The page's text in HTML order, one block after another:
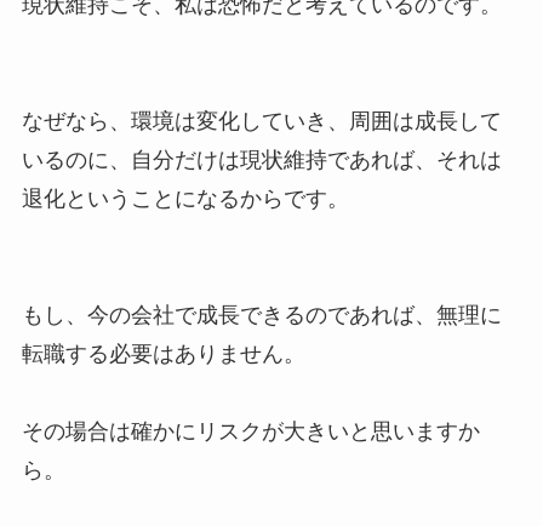
現状維持こそ、私は恐怖だと考えているのです。
なぜなら、環境は変化していき、周囲は成長して
いるのに、自分だけは現状維持であれば、それは
退化ということになるからです。
もし、今の会社で成長できるのであれば、無理に
転職する必要はありません。
その場合は確かにリスクが大きいと思いますか
ら。